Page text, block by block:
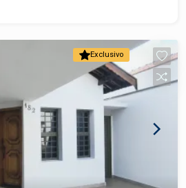
mercado imobiliário de
sua visita!
Exclusivo